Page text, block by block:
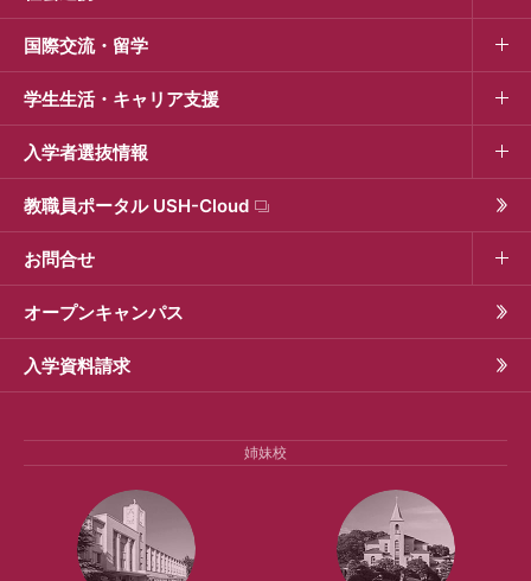
国際交流・留学
学生生活・キャリア支援
入学者選抜情報
教職員ポータル USH-Cloud
お問合せ
オープンキャンパス
入学資料請求
姉妹校